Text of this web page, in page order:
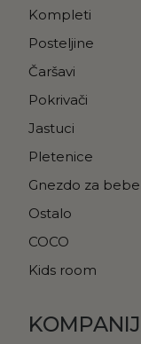
Kompleti
Posteljine
Čaršavi
Pokrivači
Jastuci
Pletenice
Gnezdo za bebe
Ostalo
COCO
Kids room